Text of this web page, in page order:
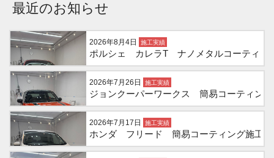
最近のお知らせ
2026年8月4日 施工実績
ポルシェ カレラT ナノメタルコーティン
2026年7月26日 施工実績
ジョンクーパーワークス 簡易コーティン
2026年7月17日 施工実績
ホンダ フリード 簡易コーティング施工